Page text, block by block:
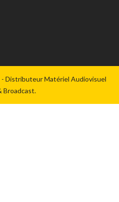
Distributeur Matériel Audiovisuel
Broadcast.